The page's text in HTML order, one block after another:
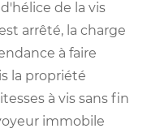
de la vis
arrêté, la charge
à faire
la propriété
à vis sans fin
immobile